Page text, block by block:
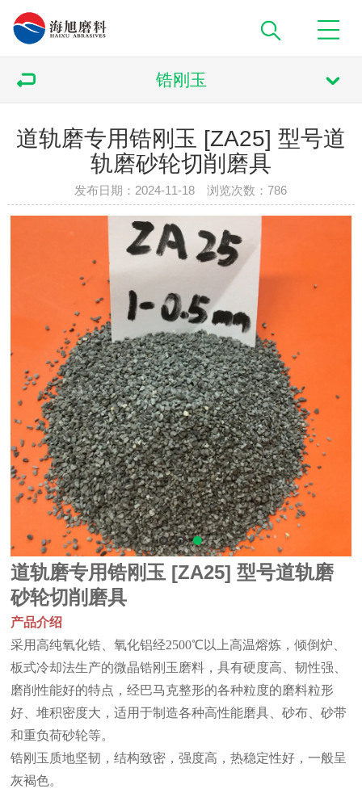
锆刚玉
道轨磨专用锆刚玉 [ZA25] 型号道
轨磨砂轮切削磨具
发布日期：2024-11-18 浏览次数：786
道轨磨专用锆刚玉 [ZA25] 型号道轨磨
砂轮切削磨具
产品介绍
采用高纯氧化锆、氧化铝经2500℃以上高温熔炼，倾倒炉、
板式冷却法生产的微晶锆刚玉磨料，具有硬度高、韧性强、
磨削性能好的特点，经巴马克整形的各种粒度的磨料粒形
好、堆积密度大，适用于制造各种高性能磨具、砂布、砂带
和重负荷砂轮等。
锆刚玉质地坚韧，结构致密，强度高，热稳定性好，一般呈
灰褐色。